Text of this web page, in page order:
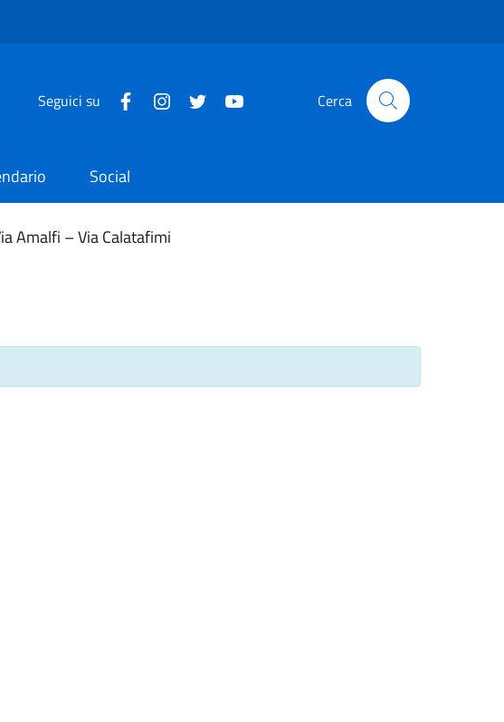
Seguici su Cerca
Social
Amalfi – Via Calatafimi